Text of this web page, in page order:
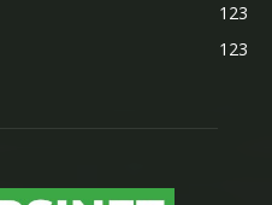
123
123